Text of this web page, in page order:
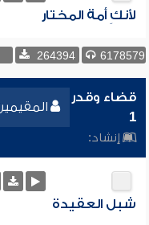
لأنكِ أمة المختار
6178579
264394
المقيمين:
قضاء وقدر
1
إنشاد:
شبل العقيدة